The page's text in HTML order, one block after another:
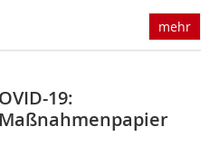
mehr
19: